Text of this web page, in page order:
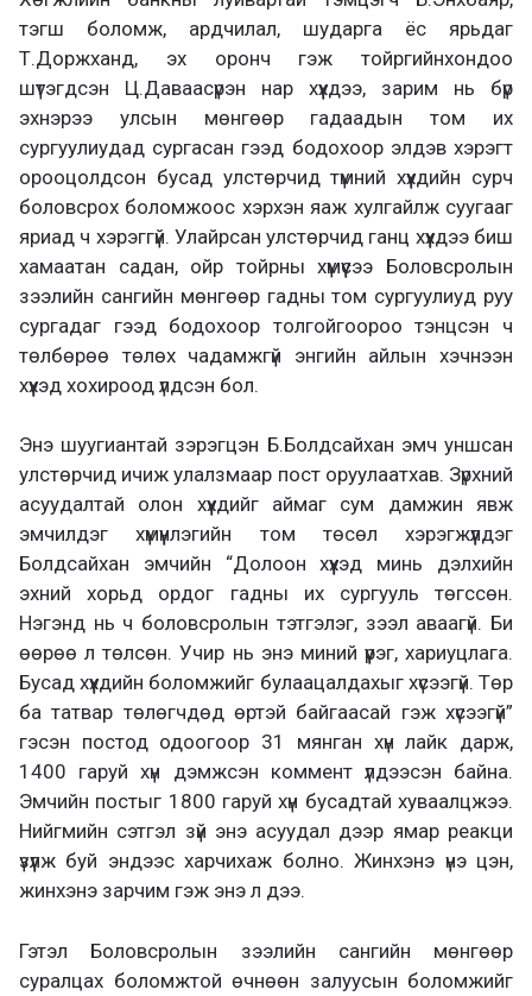
тэгш боломж, ардчилал, шударга ёс ярьдаг
Т.Доржханд, эх оронч гэж тойргийнхондоо
шүтэгдсэн Ц.Даваасүрэн нар хүүхдээ, зарим нь бүр
эхнэрээ улсын мөнгөөр гадаадын том их
сургуулиудад сургасан гээд бодохоор элдэв хэрэгт
орооцолдсон бусад улстөрчид түмний хүүхдийн сурч
боловсрох боломжоос хэрхэн яаж хулгайлж суугааг
яриад ч хэрэггүй. Улайрсан улстөрчид ганц хүүхдээ биш
хамаатан садан, ойр тойрны хүмүүсээ Боловсролын
зээлийн сангийн мөнгөөр гадны том сургуулиуд руу
сургадаг гээд бодохоор толгойгоороо тэнцсэн ч
төлбөрөө төлөх чадамжгүй энгийн айлын хэчнээн
хүүхэд хохироод үлдсэн бол.
Энэ шуугиантай зэрэгцэн Б.Болдсайхан эмч уншсан
улстөрчид ичиж улалзмаар пост оруулаатхав. Зүрхний
асуудалтай олон хүүхдийг аймаг сум дамжин явж
эмчилдэг хүмүүнлэгийн том төсөл хэрэгжүүлдэг
Болдсайхан эмчийн “Долоон хүүхэд минь дэлхийн
эхний хорьд ордог гадны их сургууль төгссөн.
Нэгэнд нь ч боловсролын тэтгэлэг, зээл аваагүй. Би
өөрөө л төлсөн. Учир нь энэ миний үүрэг, хариуцлага.
Бусад хүүхдийн боломжийг булаацалдахыг хүсээгүй. Төр
ба татвар төлөгчдөд өртэй байгаасай гэж хүсээгүй”
гэсэн постод одоогоор 31 мянган хүн лайк дарж,
1400 гаруй хүн дэмжсэн коммент үлдээсэн байна.
Эмчийн постыг 1800 гаруй хүн бусадтай хуваалцжээ.
Нийгмийн сэтгэл зүй энэ асуудал дээр ямар реакци
үзүүлж буй эндээс харчихаж болно. Жинхэнэ үнэ цэн,
жинхэнэ зарчим гэж энэ л дээ.
Гэтэл Боловсролын зээлийн сангийн мөнгөөр
суралцах боломжтой өчнөөн залуусын боломжийг